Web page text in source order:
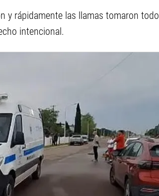
y rápidamente las llamas tomaron todo
intencional.